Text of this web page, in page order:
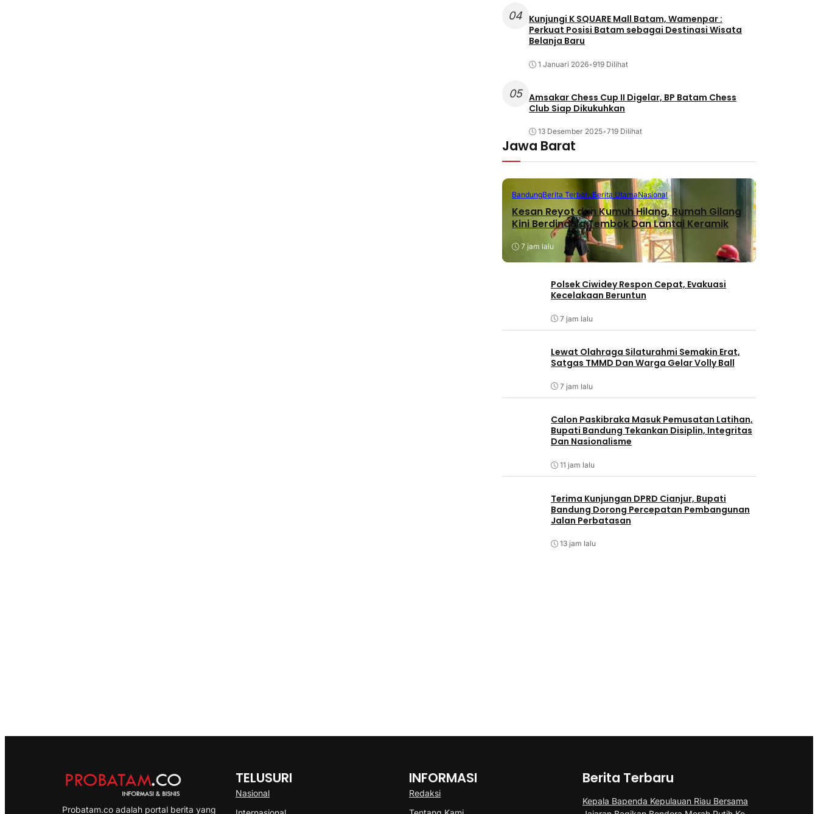
04 Kunjungi K SQUARE Mall Batam, Wamenpar :
Perkuat Posisi Batam sebagai Destinasi Wisata
Belanja Baru
1 Januari 2026•919 Dilihat
05 Amsakar Chess Cup II Digelar, BP Batam Chess
Club Siap Dikukuhkan
13 Desember 2025•719 Dilihat
Jawa Barat
BandungBerita TerbaruBerita UtamaNasional
Kesan Reyot dan Kumuh Hilang, Rumah Gilang
Kini Berdinding Tembok Dan Lantai Keramik
7 jam lalu
Polsek Ciwidey Respon Cepat, Evakuasi
Kecelakaan Beruntun
7 jam lalu
Lewat Olahraga Silaturahmi Semakin Erat,
Satgas TMMD Dan Warga Gelar Volly Ball
7 jam lalu
Calon Paskibraka Masuk Pemusatan Latihan,
Bupati Bandung Tekankan Disiplin, Integritas
Dan Nasionalisme
11 jam lalu
Terima Kunjungan DPRD Cianjur, Bupati
Bandung Dorong Percepatan Pembangunan
Jalan Perbatasan
13 jam lalu
Probatam.co adalah portal berita yang
TELUSURI
Nasional
INFORMASI
Redaksi
Berita Terbaru
Kepala Bapenda Kepulauan Riau Bersama